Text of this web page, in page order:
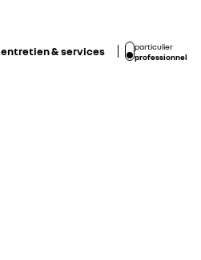
entretien & services
particulier
professionnel